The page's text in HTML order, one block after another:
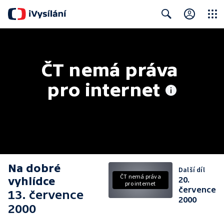
ČT nemá práva
pro internet
Na dobré
vyhlídce
13. července
2000
ČT nemá práva
pro internet
Další díl
20.
července
2000